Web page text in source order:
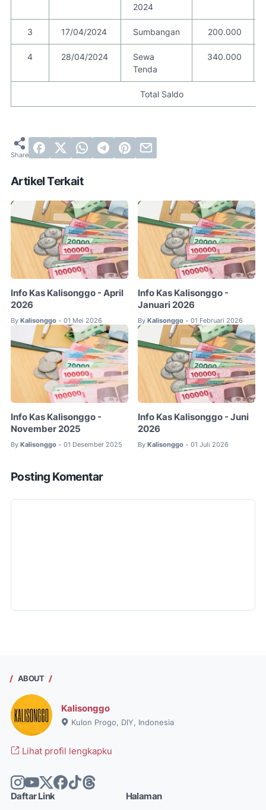
2024
3 17/04/2024 Sumbangan 200.000
4 28/04/2024
Sewa
Tenda
340.000
Total Saldo
Artikel Terkait
Info Kas Kalisonggo - April
2026
By Kalisonggo • 01 Mei 2026
Info Kas Kalisonggo -
Januari 2026
By Kalisonggo • 01 Februari 2026
Info Kas Kalisonggo -
November 2025
By Kalisonggo • 01 Desember 2025
Info Kas Kalisonggo - Juni
2026
By Kalisonggo • 01 Juli 2026
Posting Komentar
ABOUT
Kalisonggo
Kulon Progo, DIY, Indonesia
Lihat profil lengkapku
Daftar Link Halaman